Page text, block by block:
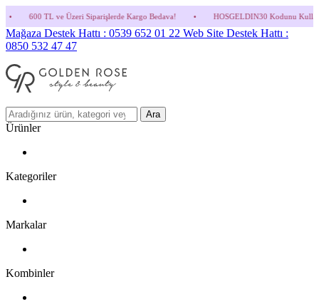
Siparişlerde Kargo Bedava! • HOSGELDIN30 Kodunu Kullanmayı Unutma!
Mağaza Destek Hattı : 0539 652 01 22 Web Site Destek Hattı :
0850 532 47 47
Ara
Ürünler
Kategoriler
Markalar
Kombinler